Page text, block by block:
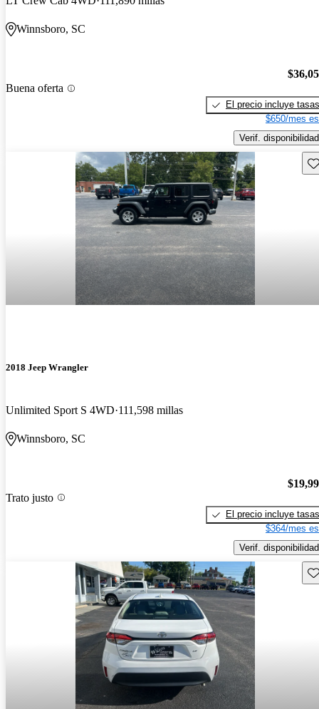
Winnsboro, SC
Buena oferta
El precio incluye tasas
$650/mes
Verif. disponibilidad
2018 Jeep Wrangler
Unlimited Sport S 4WD 111,598 millas
Winnsboro, SC
Trato justo
El precio incluye tasas
$364/mes
Verif. disponibilidad